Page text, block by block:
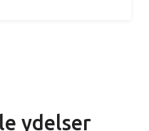
ydelser